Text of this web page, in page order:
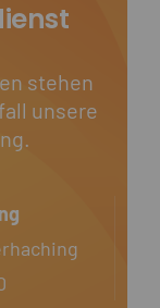
stehen
unsere